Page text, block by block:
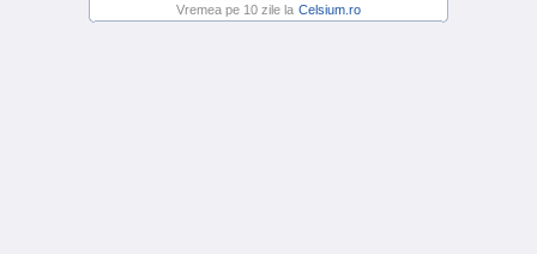
Vremea pe 10 zile la Celsium.ro